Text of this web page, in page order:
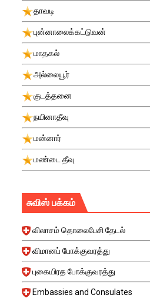
தாவடி
புன்னாலைக்கட்டுவன்
மாதகல்
அல்லையூர்
குடத்தனை
நயினாதீவு
மன்னார்
மண்டை தீவு
சுவிஸ் பக்கம்
விலாசம் தொலைபேசி தேடல்
விமானப் போக்குவரத்து
புகையிரத போக்குவரத்து
Embassies and Consulates